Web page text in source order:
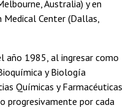
Australia) y en
Center (Dallas,
año 1985, al ingresar como
y Biología
Químicas y Farmacéuticas
progresivamente por cada